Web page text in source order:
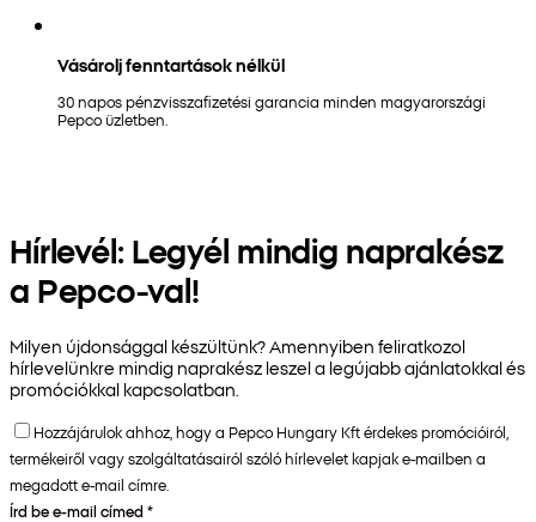
Vásárolj fenntartások nélkül
30 napos pénzvisszafizetési garancia minden magyarországi
Pepco üzletben.
Hírlevél: Legyél mindig naprakész
a Pepco-val!
Milyen újdonsággal készültünk? Amennyiben feliratkozol
hírlevelünkre mindig naprakész leszel a legújabb ajánlatokkal és
promóciókkal kapcsolatban.
Hozzájárulok ahhoz, hogy a Pepco Hungary Kft érdekes promócióiról,
termékeiről vagy szolgáltatásairól szóló hírlevelet kapjak e-mailben a
megadott e-mail címre.
Írd be e-mail címed *